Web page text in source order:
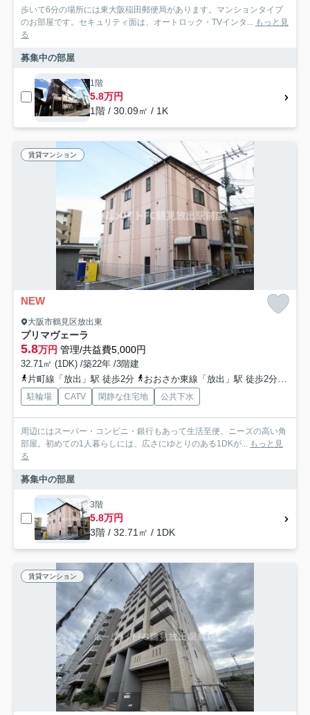
歩いて6分の場所には東大阪稲田郵便局があります。マンションタイプ
のお部屋です。セキュリティ面は、オートロック・TVインタ... もっと見
る
募集中の部屋
1階
5.8万円
1階 / 30.09㎡ / 1K
賃貸マンション
NEW
大阪市鶴見区放出東
プリマヴェーラ
5.8万円 管理/共益費5,000円
32.71㎡ (1DK) /築22年 /3階建
片町線「放出」駅 徒歩2分
おおさか東線「放出」駅 徒歩2分
駐輪場 CATV 閑静な住宅地 公共下水
周辺にはスーパー・コンビニ・銀行もあって生活至便。ニーズの高い角
部屋。初めての1人暮らしには、広さにゆとりのある1DKが... もっと見
る
募集中の部屋
3階
5.8万円
3階 / 32.71㎡ / 1DK
賃貸マンション